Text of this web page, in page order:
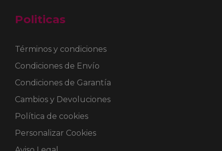
Politicas
Términos y condiciones
Condiciones de Envío
Condiciones de Garantía
Cambios y Devoluciones
Política de cookies
Personalizar Cookies